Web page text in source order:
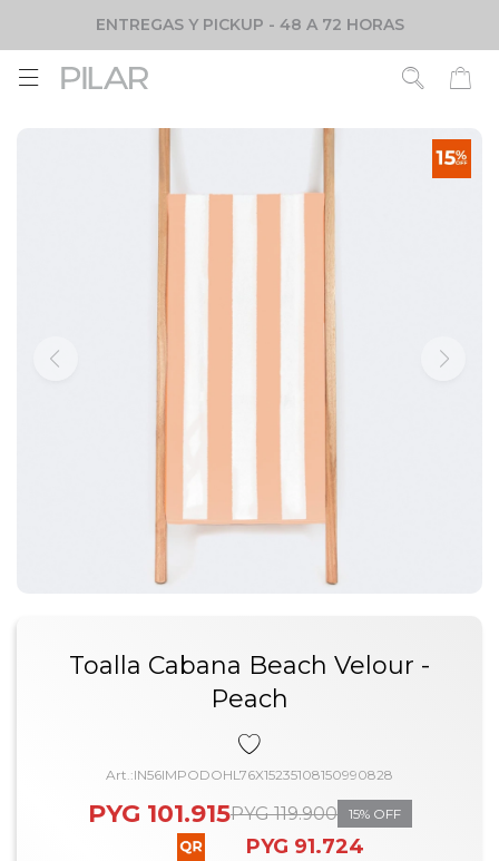
ENTREGAS Y PICKUP - 48 A 72 HORAS

Toalla Cabana Beach Velour -
Peach
IN56IMPODOHL76X15235108150990828
PYG 101.915PYG 119.900 15
PYG 91.724